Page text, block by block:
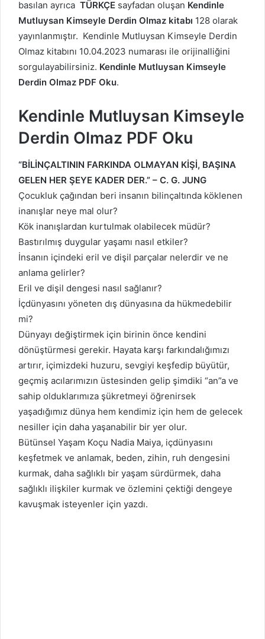
basılan ayrıca TÜRKÇE sayfadan oluşan Kendinle
Mutluysan Kimseyle Derdin Olmaz kitabı 128 olarak
yayınlanmıştır. Kendinle Mutluysan Kimseyle Derdin
Olmaz kitabını 10.04.2023 numarası ile orijinalliğini
sorgulayabilirsiniz. Kendinle Mutluysan Kimseyle
Derdin Olmaz PDF Oku.
Kendinle Mutluysan Kimseyle
Derdin Olmaz PDF Oku
“BİLİNÇALTININ FARKINDA OLMAYAN KİŞİ, BAŞINA
GELEN HER ŞEYE KADER DER.” – C. G. JUNG
Çocukluk çağından beri insanın bilinçaltında köklenen
inanışlar neye mal olur?
Kök inanışlardan kurtulmak olabilecek müdür?
Bastırılmış duygular yaşamı nasıl etkiler?
İnsanın içindeki eril ve dişil parçalar nelerdir ve ne
anlama gelirler?
Eril ve dişil dengesi nasıl sağlanır?
İçdünyasını yöneten dış dünyasına da hükmedebilir
mi?
Dünyayı değiştirmek için birinin önce kendini
dönüştürmesi gerekir. Hayata karşı farkındalığımızı
artırır, içimizdeki huzuru, sevgiyi keşfedip büyütür,
geçmiş acılarımızın üstesinden gelip şimdiki “an”a ve
sahip olduklarımıza şükretmeyi öğrenirsek
yaşadığımız dünya hem kendimiz için hem de gelecek
nesiller için daha yaşanabilir bir yer olur.
Bütünsel Yaşam Koçu Nadia Maiya, içdünyasını
keşfetmek ve anlamak, beden, zihin, ruh dengesini
kurmak, daha sağlıklı bir yaşam sürdürmek, daha
sağlıklı ilişkiler kurmak ve özlemini çektiği dengeye
kavuşmak isteyenler için yazdı.